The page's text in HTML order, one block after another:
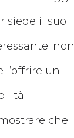
il suo
non
un
che